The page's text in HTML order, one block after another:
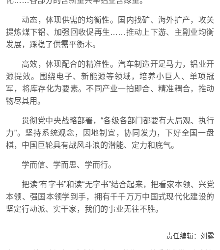
动态，体现供需的均衡性。国内找矿、海外扩产，攻关
提炼煤下铝、加强回收促再生……推动上下游、主副业均衡
发展，踩稳了供需平衡木。
高效，体现配合的精准性。汽车制造开足马力，铝业开
源提效。围绕电子、新能源等领域，培养小巨人、单项冠
军，将库存化为要素。不同产业一拍即合、精准耦合，推动
物尽其用。
贯彻党中央战略部署，“各级各部门都要有大局观、执行
力”。坚持系统观念，因地制宜，协同发力，下好全国一盘
棋，中国巨轮具有战风斗浪的潜能、定力和底气。
学而信、学而思、学而行。
把读“有字书”和读“无字书”结合起来，把看家本领、兴党
本领、强国本领学到手，拥有千千万万中国式现代化建设的
坚定行动派、实干家，我们的事业无往不胜。
责任编辑： 刘露